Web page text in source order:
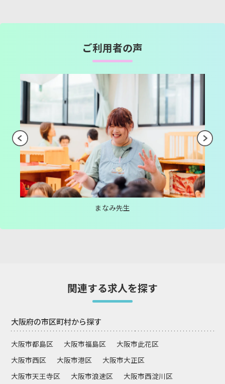
ご利用者の声
まなみ先生
関連する求人を探す
大阪府の市区町村から探す
大阪市都島区 大阪市福島区
大阪市此花区
大阪市西区
大阪市港区
大阪市大正区
大阪市天王寺区
大阪市浪速区 大阪市西淀川区